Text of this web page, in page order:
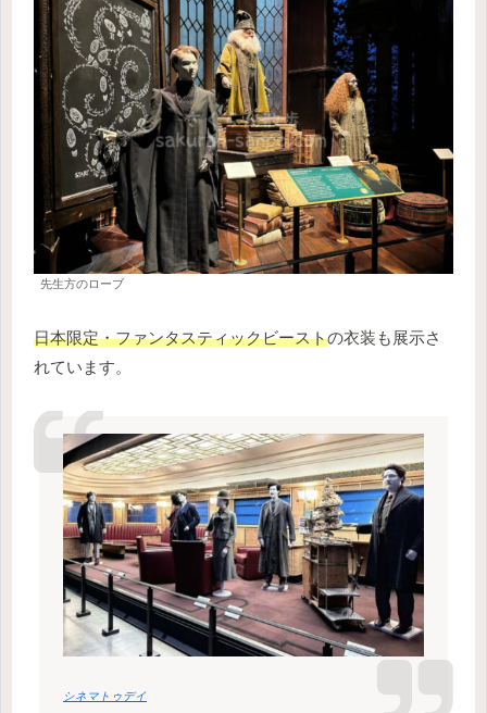
先生方のローブ
日本限定・ファンタスティックビーストの衣装も展示さ
れています。
シネマトゥデイ